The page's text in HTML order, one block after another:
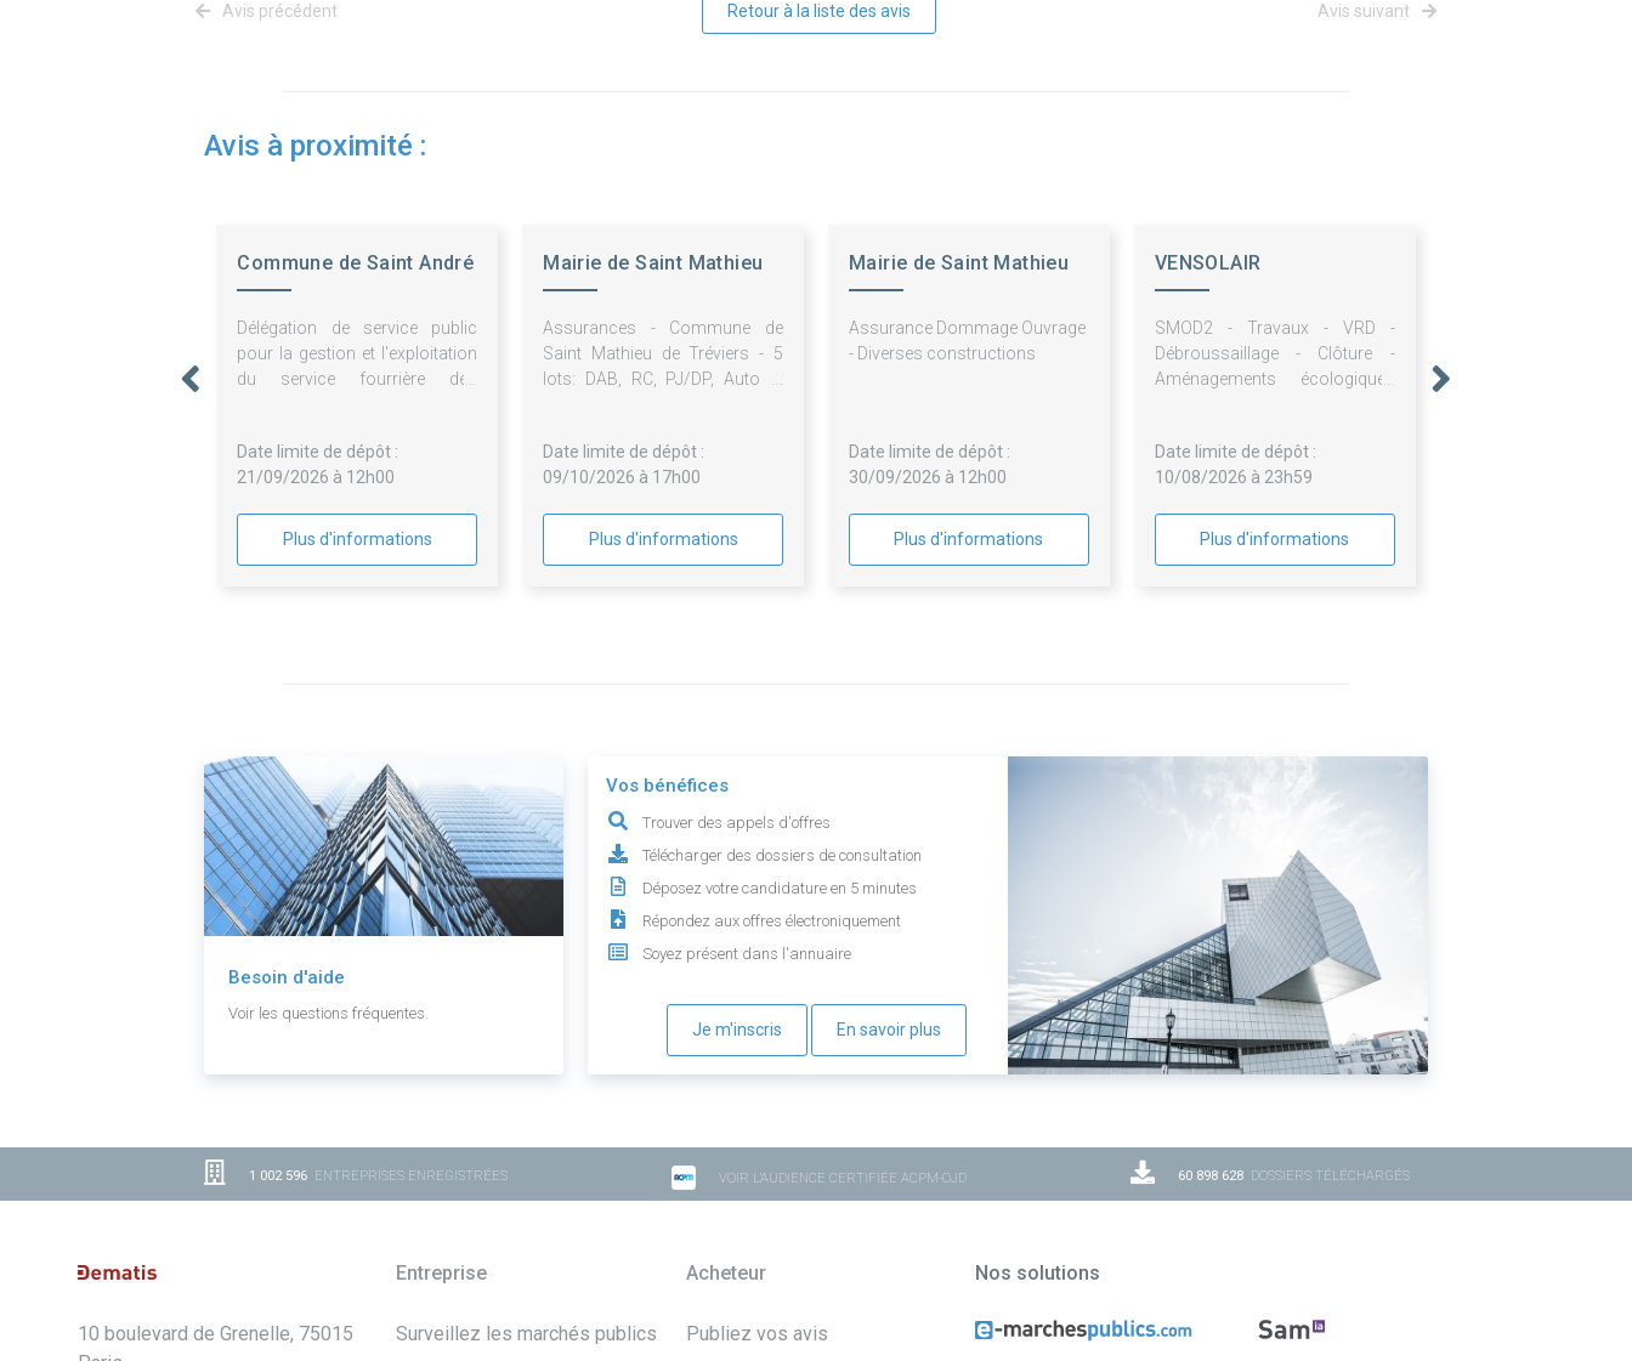
Avis précédent Retour à la liste des avis Avis suivant
Avis à proximité :
Commune de Saint André
Délégation de service public
pour la gestion et l'exploitation
du service fourrière des
Date limite de dépôt :
21/09/2026 à 12h00
Plus d'informations
Mairie de Saint Mathieu
Assurances - Commune de
Saint Mathieu de Tréviers - 5
lots: DAB, RC, PJ/DP, Auto et
Date limite de dépôt :
09/10/2026 à 17h00
Plus d'informations
Mairie de Saint Mathieu
Assurance Dommage Ouvrage
- Diverses constructions
Date limite de dépôt :
30/09/2026 à 12h00
Plus d'informations
VENSOLAIR
SMOD2 - Travaux - VRD -
Débroussaillage - Clôture -
Aménagements écologiques
Date limite de dépôt :
10/08/2026 à 23h59
Plus d'informations
Besoin d'aide
Voir les questions fréquentes.
Vos bénéfices
Trouver des appels d'offres
Télécharger des dossiers de consultation
Déposez votre candidature en 5 minutes
Répondez aux offres électroniquement
Soyez présent dans l'annuaire
Je m'inscris En savoir plus
1 002 596 ENTREPRISES ENREGISTRÉES VOIR L'AUDIENCE CERTIFIÉE ACPM-OJD 60 898 628 DOSSIERS TÉLÉCHARGÉS
10 boulevard de Grenelle, 75015
Entreprise
Surveillez les marchés publics
Acheteur
Publiez vos avis
Nos solutions